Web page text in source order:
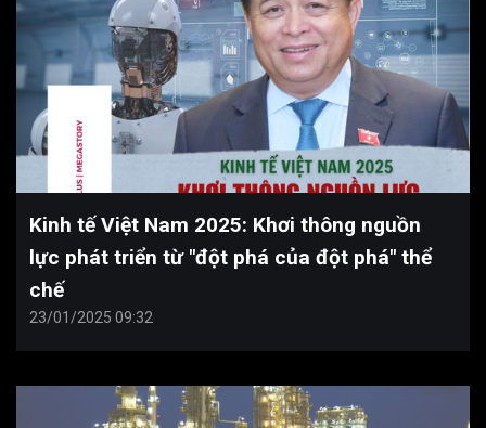
Kinh tế Việt Nam 2025: Khơi thông nguồn
lực phát triển từ "đột phá của đột phá" thể
chế
23/01/2025 09:32